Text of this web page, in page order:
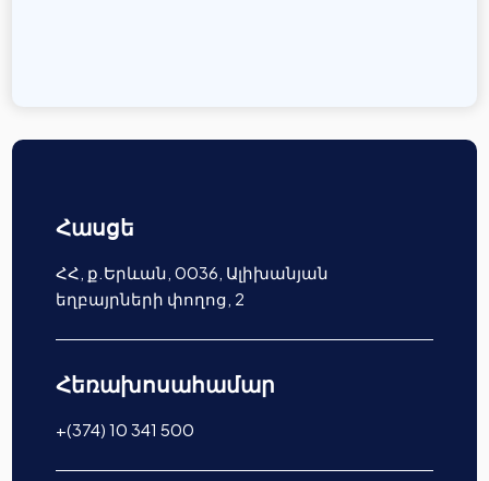
Հասցե
ՀՀ, ք.Երևան, 0036, Ալիխանյան
եղբայրների փողոց, 2
Հեռախոսահամար
+(374) 10 341 500